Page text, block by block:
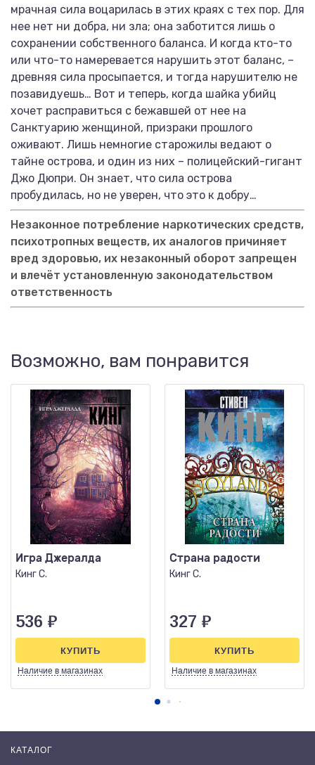
мрачная сила воцарилась в этих краях с тех пор. Для
нее нет ни добра, ни зла; она заботится лишь о
сохранении собственного баланса. И когда кто-то
или что-то намеревается нарушить этот баланс, –
древняя сила просыпается, и тогда нарушителю не
позавидуешь… Вот и теперь, когда шайка убийц
хочет расправиться с бежавшей от нее на
Санктуарию женщиной, призраки прошлого
оживают. Лишь немногие старожилы ведают о
тайне острова, и один из них – полицейский-гигант
Джо Дюпри. Он знает, что сила острова
пробудилась, но не уверен, что это к добру…
Незаконное потребление наркотических средств,
психотропных веществ, их аналогов причиняет
вред здоровью, их незаконный оборот запрещен
и влечёт установленную законодательством
ответственность
Возможно, вам понравится
Игра Джералда
Кинг С.
536 ₽
Наличие в магазинах
КУПИТЬ
Страна радости
Кинг С.
327 ₽
Наличие в магазинах
КУПИТЬ
КАТАЛОГ